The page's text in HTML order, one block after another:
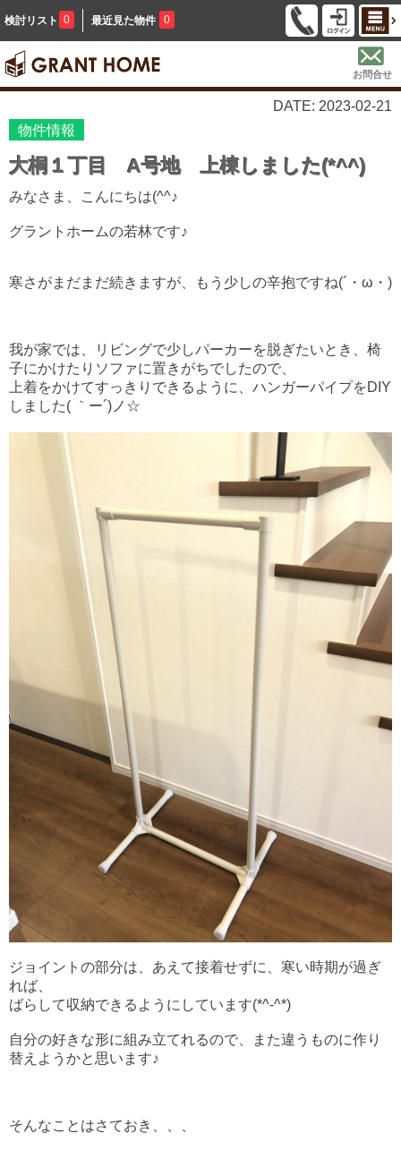
検討リスト 0 最近見た物件 0
お問合せ
DATE: 2023-02-21
物件情報
大桐１丁目 A号地 上棟しました(*^^)
みなさま、こんにちは(^^♪
グラントホームの若林です♪
寒さがまだまだ続きますが、もう少しの辛抱ですね(´・ω・)
我が家では、リビングで少しパーカーを脱ぎたいとき、椅
子にかけたりソファに置きがちでしたので、
上着をかけてすっきりできるように、 ハンガーパイプをDIY
しました( ｀ー´)ノ☆
ジョイントの部分は、あえて接着せずに、寒い時期が過ぎ
れば、
ばらして収納できるようにしてい ます(*^-^*)
自分の好きな形に組み立てれるので、また違うものに作り
替えようかと思います♪
そんなことはさておき、、、